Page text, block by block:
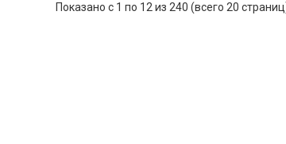
Показано с 1 по 12 из 240 (всего 20